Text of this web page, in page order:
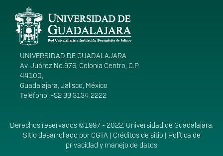
Información del
portal
UNIVERSIDAD DE GUADALAJARA
Av. Juárez No.976, Colonia Centro, C.P.
44100,
Guadalajara, Jalisco, México
Teléfono: +52 33 3134 2222
Derechos
Derechos reservados ©1997 - 2022. Universidad de Guadalajara.
Sitio desarrollado por CGTA| Créditos de sitio | Política de
privacidad y manejo de datos